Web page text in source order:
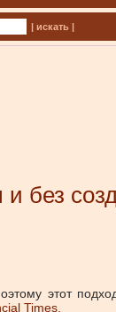
| искать |
без
этот
Times.